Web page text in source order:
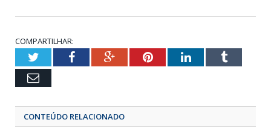
COMPARTILHAR:
TwitterFacebookGoogle+Pinterest
LinkedIn
Email
CONTEÚDO RELACIONADO